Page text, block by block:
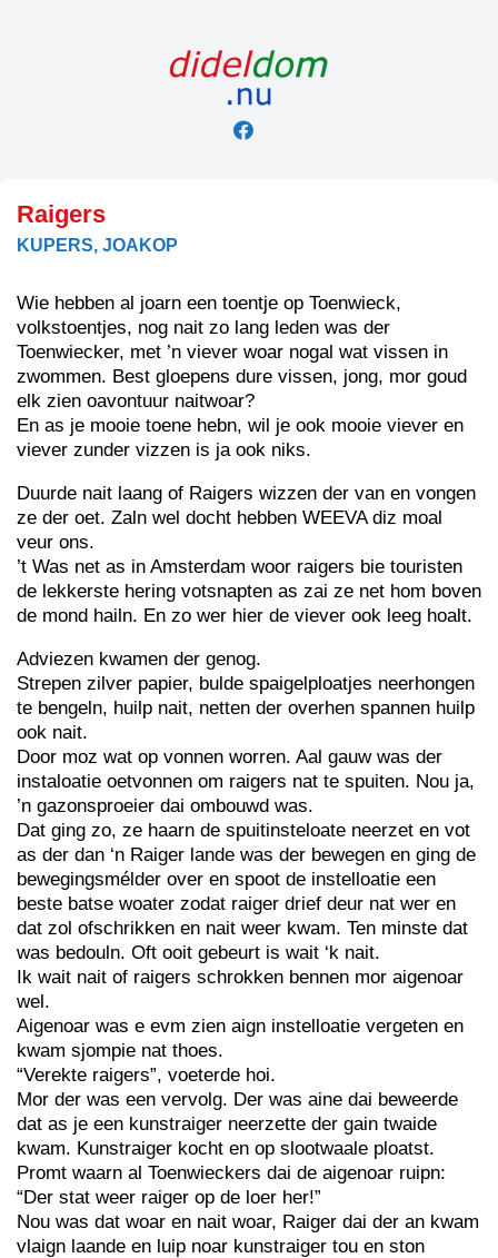
Raigers
KUPERS, JOAKOP
Wie hebben al joarn een toentje op Toenwieck,
volkstoentjes, nog nait zo lang leden was der
Toenwiecker, met ’n viever woar nogal wat vissen in
zwommen. Best gloepens dure vissen, jong, mor goud
elk zien oavontuur naitwoar?
En as je mooie toene hebn, wil je ook mooie viever en
viever zunder vizzen is ja ook niks.
Duurde nait laang of Raigers wizzen der van en vongen
ze der oet. Zaln wel docht hebben WEEVA diz moal
veur ons.
’t Was net as in Amsterdam woor raigers bie touristen
de lekkerste hering votsnapten as zai ze net hom boven
de mond hailn. En zo wer hier de viever ook leeg hoalt.
Adviezen kwamen der genog.
Strepen zilver papier, bulde spaigelploatjes neerhongen
te bengeln, huilp nait, netten der overhen spannen huilp
ook nait.
Door moz wat op vonnen worren. Aal gauw was der
instaloatie oetvonnen om raigers nat te spuiten. Nou ja,
’n gazonsproeier dai ombouwd was.
Dat ging zo, ze haarn de spuitinsteloate neerzet en vot
as der dan ‘n Raiger lande was der bewegen en ging de
bewegingsmélder over en spoot de instelloatie een
beste batse woater zodat raiger drief deur nat wer en
dat zol ofschrikken en nait weer kwam. Ten minste dat
was bedouln. Oft ooit gebeurt is wait ‘k nait.
Ik wait nait of raigers schrokken bennen mor aigenoar
wel.
Aigenoar was e evm zien aign instelloatie vergeten en
kwam sjompie nat thoes.
“Verekte raigers”, voeterde hoi.
Mor der was een vervolg. Der was aine dai beweerde
dat as je een kunstraiger neerzette der gain twaide
kwam. Kunstraiger kocht en op slootwaale ploatst.
Promt waarn al Toenwieckers dai de aigenoar ruipn:
“Der stat weer raiger op de loer her!”
Nou was dat woar en nait woar, Raiger dai der an kwam
vlaign laande en luip noar kunstraiger tou en ston